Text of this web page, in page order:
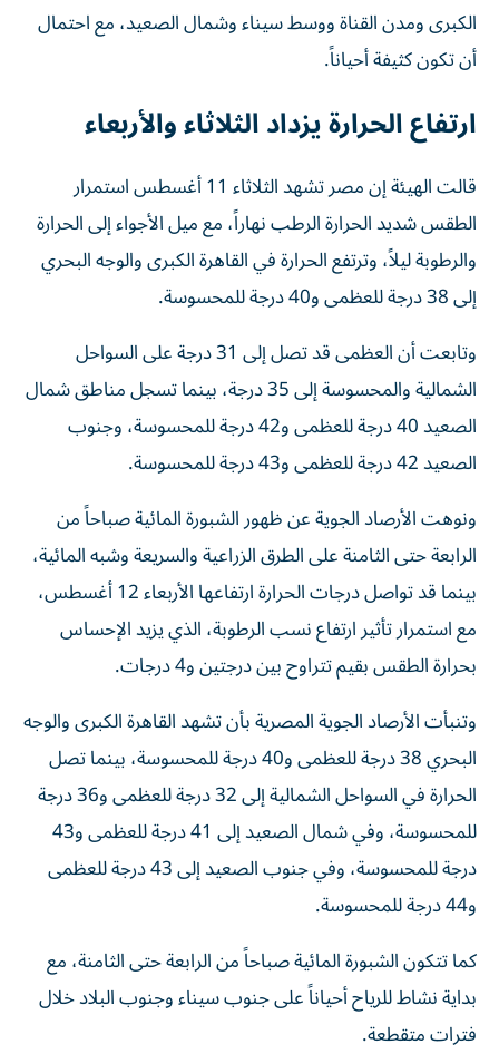
الكبرى ومدن القناة ووسط سيناء وشمال الصعيد، مع احتمال
أن تكون كثيفة أحياناً.
ارتفاع الحرارة يزداد الثلاثاء والأربعاء
قالت الهيئة إن مصر تشهد الثلاثاء 11 أغسطس استمرار
الطقس شديد الحرارة الرطب نهاراً، مع ميل الأجواء إلى الحرارة
والرطوبة ليلاً، وترتفع الحرارة في القاهرة الكبرى والوجه البحري
إلى 38 درجة للعظمى و40 درجة للمحسوسة.
وتابعت أن العظمى قد تصل إلى 31 درجة على السواحل
الشمالية والمحسوسة إلى 35 درجة، بينما تسجل مناطق شمال
الصعيد 40 درجة للعظمى و42 درجة للمحسوسة، وجنوب
الصعيد 42 درجة للعظمى و43 درجة للمحسوسة.
ونوهت الأرصاد الجوية عن ظهور الشبورة المائية صباحاً من
الرابعة حتى الثامنة على الطرق الزراعية والسريعة وشبه المائية،
بينما قد تواصل درجات الحرارة ارتفاعها الأربعاء 12 أغسطس،
مع استمرار تأثير ارتفاع نسب الرطوبة، الذي يزيد الإحساس
بحرارة الطقس بقيم تتراوح بين درجتين و4 درجات.
وتنبأت الأرصاد الجوية المصرية بأن تشهد القاهرة الكبرى والوجه
البحري 38 درجة للعظمى و40 درجة للمحسوسة، بينما تصل
الحرارة في السواحل الشمالية إلى 32 درجة للعظمى و36 درجة
للمحسوسة، وفي شمال الصعيد إلى 41 درجة للعظمى و43
درجة للمحسوسة، وفي جنوب الصعيد إلى 43 درجة للعظمى
و44 درجة للمحسوسة.
كما تتكون الشبورة المائية صباحاً من الرابعة حتى الثامنة، مع
بداية نشاط للرياح أحياناً على جنوب سيناء وجنوب البلاد خلال
فترات متقطعة.